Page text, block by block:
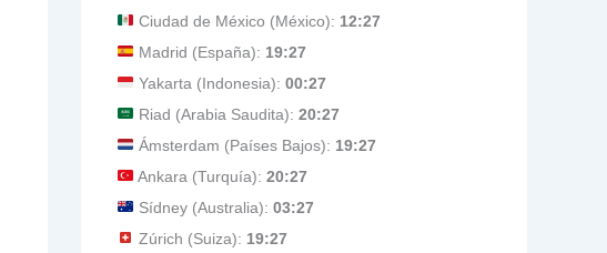
Ciudad de México (México): 12:27
Madrid (España): 19:27
Yakarta (Indonesia): 00:27
Riad (Arabia Saudita): 20:27
Ámsterdam (Países Bajos): 19:27
Ankara (Turquía): 20:27
Sídney (Australia): 03:27
Zúrich (Suiza): 19:27